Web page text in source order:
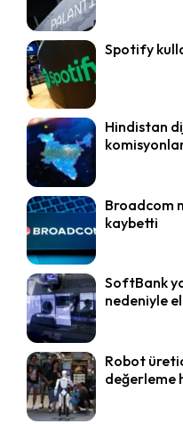
Spotify
Hindistan
Broadcom
kaybetti
SoftBank
nedeniyle
Robot
değerleme